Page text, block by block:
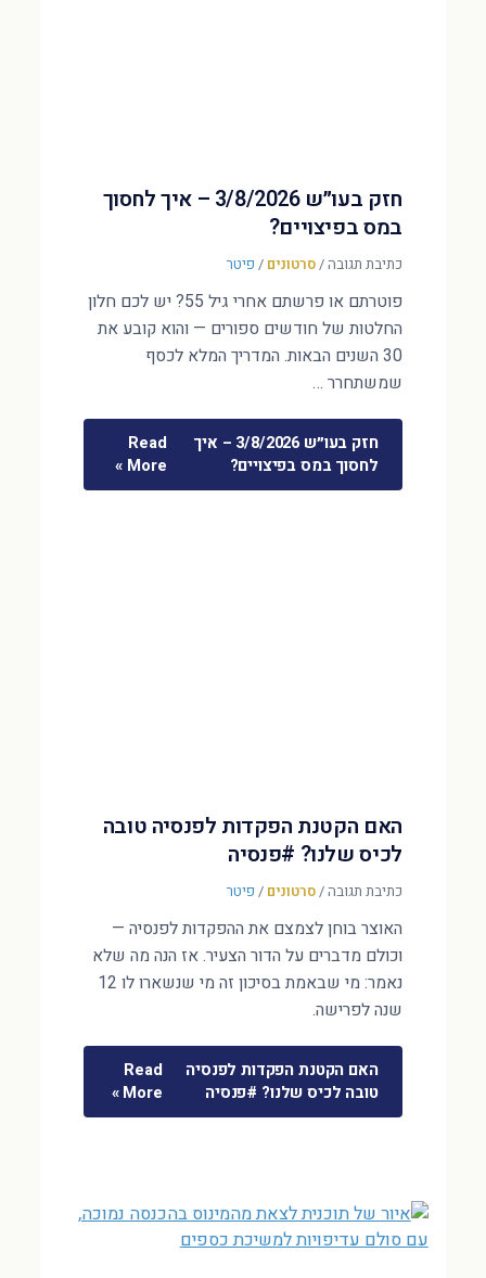
חזק בעו״ש 3/8/2026 – איך לחסוך
במס בפיצויים?
כתיבת תגובה/סרטונים / פיטר
פוטרתם או פרשתם אחרי גיל 55? יש לכם חלון
החלטות של חודשים ספורים — והוא קובע את
30 השנים הבאות. המדריך המלא לכסף
שמשתחרר …
חזק בעו״ש 3/8/2026 – איך
לחסוך במס בפיצויים?
Read
More »
האם הקטנת הפקדות לפנסיה טובה
לכיס שלנו? #פנסיה
כתיבת תגובה/סרטונים / פיטר
האוצר בוחן לצמצם את ההפקדות לפנסיה —
וכולם מדברים על הדור הצעיר. אז הנה מה שלא
נאמר: מי שבאמת בסיכון זה מי שנשארו לו 12
שנה לפרישה.
האם הקטנת הפקדות לפנסיה
טובה לכיס שלנו? #פנסיה
Read
More »